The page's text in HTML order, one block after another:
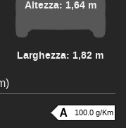
Altezza: 1,64 m
Larghezza: 1,82 m
100.0 g/Km